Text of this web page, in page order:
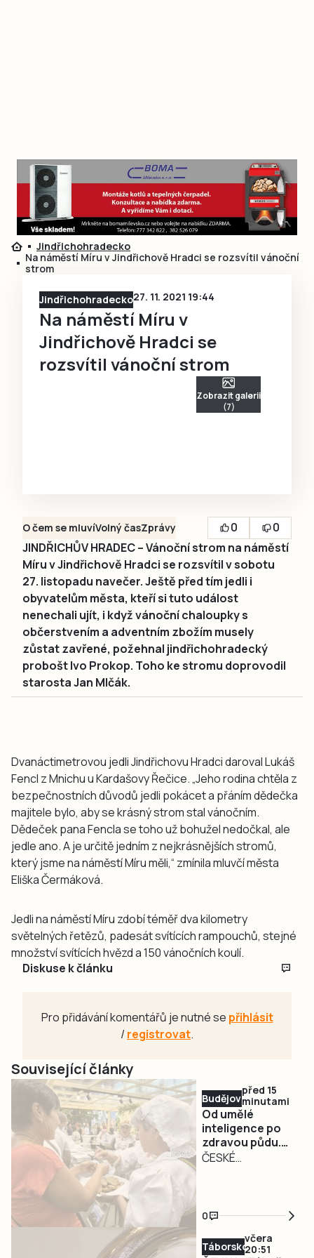
Jindřichohradecko
Na náměstí Míru v Jindřichově Hradci se rozsvítil vánoční
strom
Jindřichohradecko27. 11. 2021 19:44
Na náměstí Míru v
Jindřichově Hradci se
rozsvítil vánoční strom
Zobrazit galerii
(7)
O čem se mluvíVolný časZprávy 0
0
JINDŘICHŮV HRADEC – Vánoční strom na náměstí
Míru v Jindřichově Hradci se rozsvítil v sobotu
27. listopadu navečer. Ještě před tím jedli i
obyvatelům města, kteří si tuto událost
nenechali ujít, i když vánoční chaloupky s
občerstvením a adventním zbožím musely
zůstat zavřené, požehnal jindřichohradecký
probošt Ivo Prokop. Toho ke stromu doprovodil
starosta Jan Mlčák.
Dvanáctimetrovou jedli Jindřichovu Hradci daroval Lukáš
Fencl z Mnichu u Kardašovy Řečice. „Jeho rodina chtěla z
bezpečnostních důvodů jedli pokácet a přáním dědečka
majitele bylo, aby se krásný strom stal vánočním.
Dědeček pana Fencla se toho už bohužel nedočkal, ale
jedle ano. A je určitě jedním z nejkrásnějších stromů,
který jsme na náměstí Míru měli,“ zmínila mluvčí města
Eliška Čermáková.
Jedli na náměstí Míru zdobí téměř dva kilometry
světelných řetězů, padesát svítících rampouchů, stejné
množství svítících hvězd a 150 vánočních koulí.
Diskuse k článku
Pro přidávání komentářů je nutné se přihlásit
/registrovat.
Související články
Budějovicko
před 15
minutami
Od umělé
inteligence po
zdravou půdu.
Země živitelka
sektorem
ČESKÉ
agrosalon Země
Živitelka s
podtitulem
0
Táborsko
včera
20:51